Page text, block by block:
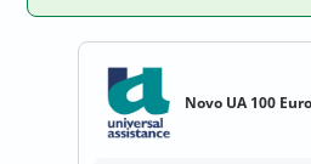
Novo UA 100